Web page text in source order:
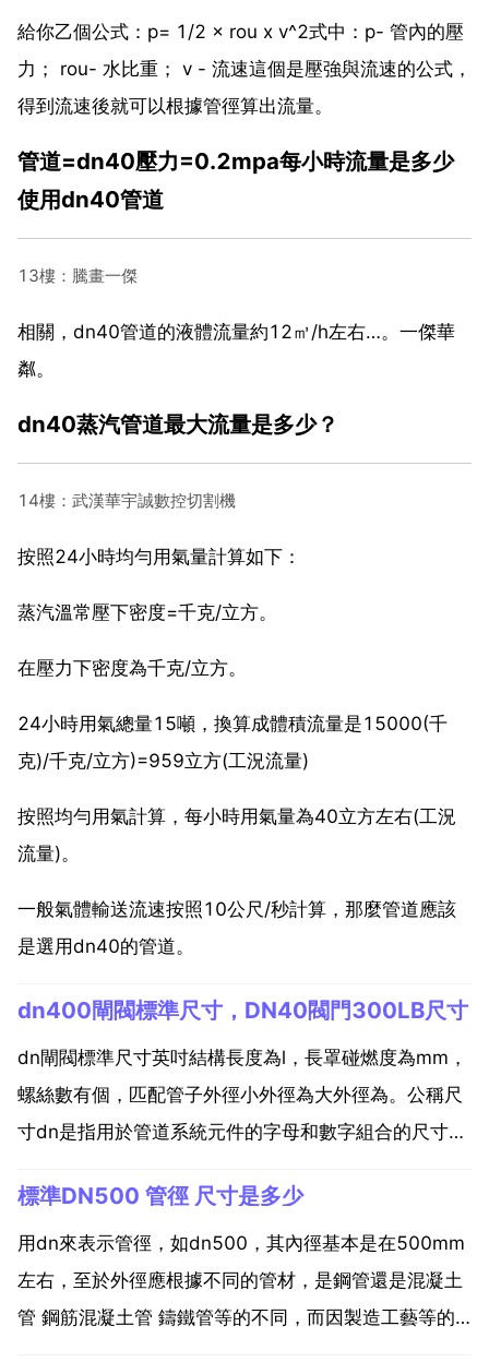
給你乙個公式：p= 1/2 × rou x v^2式中：p- 管內的壓
力； rou- 水比重； v - 流速這個是壓強與流速的公式，
得到流速後就可以根據管徑算出流量。
管道=dn40壓力=0.2mpa每小時流量是多少
使用dn40管道
13樓：騰畫一傑
相關，dn40管道的液體流量約12㎥/h左右…。一傑華
粼。
dn40蒸汽管道最大流量是多少？
14樓：武漢華宇誠數控切割機
按照24小時均勻用氣量計算如下：
蒸汽溫常壓下密度=千克/立方。
在壓力下密度為千克/立方。
24小時用氣總量15噸，換算成體積流量是15000(千
克)/千克/立方)=959立方(工況流量)
按照均勻用氣計算，每小時用氣量為40立方左右(工況
流量)。
一般氣體輸送流速按照10公尺/秒計算，那麼管道應該
是選用dn40的管道。
dn400閘閥標準尺寸，DN40閥門300LB尺寸
dn閘閥標準尺寸英吋結構長度為l，長罩碰燃度為mm，
螺絲數有個，匹配管子外徑小外徑為大外徑為。公稱尺
寸dn是指用於管道系統元件的字母和數字組合的尺寸標
字與端部連線件的孔徑或外徑等特徵尺寸直接相關。物
虛 閥門是流體輸送系統中的比較重要的控制部件，具有
導...
標準DN500 管徑 尺寸是多少
用dn來表示管徑，如dn500，其內徑基本是在500mm
左右，至於外徑應根據不同的管材，是鋼管還是混凝土
管 鋼筋混凝土管 鑄鐵管等的不同，而因製造工藝等的